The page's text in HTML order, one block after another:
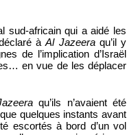
sud-africain qui a aidé les
àAl Jazeeraqu’il y
de l’implication d’Israël
en vue de les déplacer
qu’ils n’avaient été
quelques instants avant
escortés à bord d’un vol